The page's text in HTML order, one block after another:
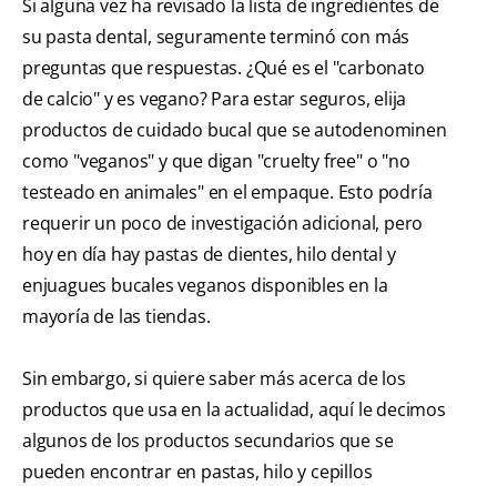
Si alguna vez ha revisado la lista de ingredientes de
su pasta dental, seguramente terminó con más
preguntas que respuestas. ¿Qué es el "carbonato
de calcio" y es vegano? Para estar seguros, elija
productos de cuidado bucal que se autodenominen
como "veganos" y que digan "cruelty free" o "no
testeado en animales" en el empaque. Esto podría
requerir un poco de investigación adicional, pero
hoy en día hay pastas de dientes, hilo dental y
enjuagues bucales veganos disponibles en la
mayoría de las tiendas.
Sin embargo, si quiere saber más acerca de los
productos que usa en la actualidad, aquí le decimos
algunos de los productos secundarios que se
pueden encontrar en pastas, hilo y cepillos